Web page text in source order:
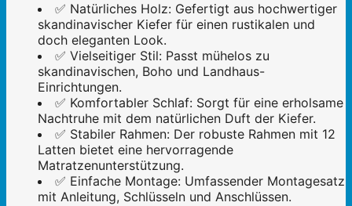
✅ Natürliches Holz: Gefertigt aus hochwertiger
skandinavischer Kiefer für einen rustikalen und
doch eleganten Look.
✅ Vielseitiger Stil: Passt mühelos zu
skandinavischen, Boho und Landhaus-
Einrichtungen.
✅ Komfortabler Schlaf: Sorgt für eine erholsame
Nachtruhe mit dem natürlichen Duft der Kiefer.
✅ Stabiler Rahmen: Der robuste Rahmen mit 12
Latten bietet eine hervorragende
Matratzenunterstützung.
✅ Einfache Montage: Umfassender Montagesatz
mit Anleitung, Schlüsseln und Anschlüssen.